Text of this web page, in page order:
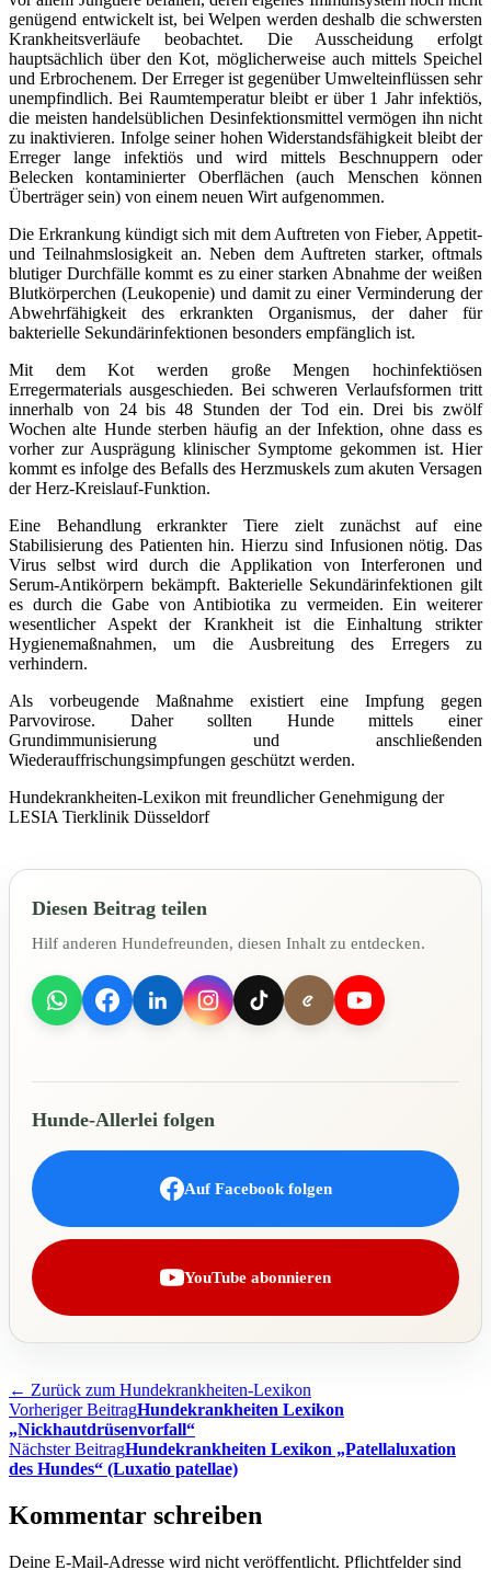
genügend entwickelt ist, bei Welpen werden deshalb die schwersten
Krankheitsverläufe beobachtet. Die Ausscheidung erfolgt
hauptsächlich über den Kot, möglicherweise auch mittels Speichel
und Erbrochenem. Der Erreger ist gegenüber Umwelteinflüssen sehr
unempfindlich. Bei Raumtemperatur bleibt er über 1 Jahr infektiös,
die meisten handelsüblichen Desinfektionsmittel vermögen ihn nicht
zu inaktivieren. Infolge seiner hohen Widerstandsfähigkeit bleibt der
Erreger lange infektiös und wird mittels Beschnuppern oder
Belecken kontaminierter Oberflächen (auch Menschen können
Überträger sein) von einem neuen Wirt aufgenommen.
Die Erkrankung kündigt sich mit dem Auftreten von Fieber, Appetit-
und Teilnahmslosigkeit an. Neben dem Auftreten starker, oftmals
blutiger Durchfälle kommt es zu einer starken Abnahme der weißen
Blutkörperchen (Leukopenie) und damit zu einer Verminderung der
Abwehrfähigkeit des erkrankten Organismus, der daher für
bakterielle Sekundärinfektionen besonders empfänglich ist.
Mit dem Kot werden große Mengen hochinfektiösen
Erregermaterials ausgeschieden. Bei schweren Verlaufsformen tritt
innerhalb von 24 bis 48 Stunden der Tod ein. Drei bis zwölf
Wochen alte Hunde sterben häufig an der Infektion, ohne dass es
vorher zur Ausprägung klinischer Symptome gekommen ist. Hier
kommt es infolge des Befalls des Herzmuskels zum akuten Versagen
der Herz-Kreislauf-Funktion.
Eine Behandlung erkrankter Tiere zielt zunächst auf eine
Stabilisierung des Patienten hin. Hierzu sind Infusionen nötig. Das
Virus selbst wird durch die Applikation von Interferonen und
Serum-Antikörpern bekämpft. Bakterielle Sekundärinfektionen gilt
es durch die Gabe von Antibiotika zu vermeiden. Ein weiterer
wesentlicher Aspekt der Krankheit ist die Einhaltung strikter
Hygienemaßnahmen, um die Ausbreitung des Erregers zu
verhindern.
Als vorbeugende Maßnahme existiert eine Impfung gegen
Parvovirose. Daher sollten Hunde mittels einer
Grundimmunisierung und anschließenden
Wiederauffrischungsimpfungen geschützt werden.
Hundekrankheiten-Lexikon mit freundlicher Genehmigung der
LESIA Tierklinik Düsseldorf
Diesen Beitrag teilen
Hilf anderen Hundefreunden, diesen Inhalt zu entdecken.
Hunde-Allerlei folgen
Auf Facebook folgen
YouTube abonnieren
← Zurück zum Hundekrankheiten-Lexikon
Beitragsnavigation
Vorheriger BeitragHundekrankheiten Lexikon
„Nickhautdrüsenvorfall“
Nächster BeitragHundekrankheiten Lexikon „Patellaluxation
des Hundes“ (Luxatio patellae)
Kommentar schreiben
Deine E-Mail-Adresse wird nicht veröffentlicht. Pflichtfelder sind